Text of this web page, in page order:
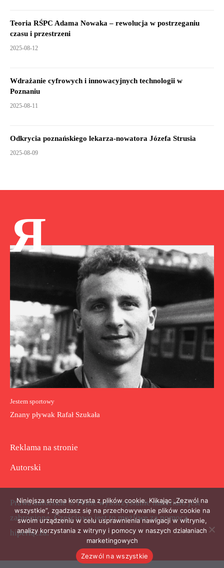
Teoria RŚPC Adama Nowaka – rewolucja w postrzeganiu
czasu i przestrzeni
2025-08-12
Wdrażanie cyfrowych i innowacyjnych technologii w
Poznaniu
2025-08-11
Odkrycia poznańskiego lekarza-nowatora Józefa Strusia
2025-08-09
Я
Jestem sportowy
Znany pływak Rafał Szukała
Reklama na stronie
Autorski
Prawa autorskie © Pełne wykorzystanie materiału jest
zabronione. Częściowo jest to możliwe za pomocą
hiperłącza.
Niniejsza strona korzysta z plików cookie. Klikając „Zezwól na
wszystkie”, zgadzasz się na przechowywanie plików cookie na
swoim urządzeniu w celu usprawnienia nawigacji w witrynie,
analizy korzystania z witryny i pomocy w naszych działaniach
marketingowych
Zezwól na wszystkie